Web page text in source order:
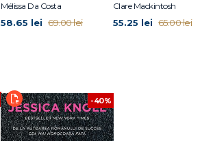
Mélissa Da Costa
58.65 lei 69.00 lei
Clare Mackintosh
55.25 lei 65.00 lei
-40%